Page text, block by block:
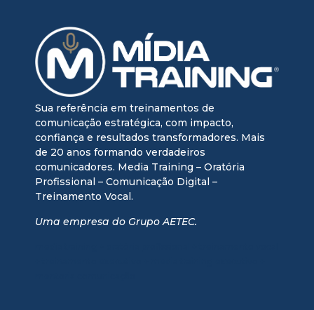
Sua referência em treinamentos de
comunicação estratégica, com impacto,
confiança e resultados transformadores. Mais
de 20 anos formando verdadeiros
comunicadores. Media Training – Oratória
Profissional – Comunicação Digital –
Treinamento Vocal.
Uma empresa do Grupo AETEC.